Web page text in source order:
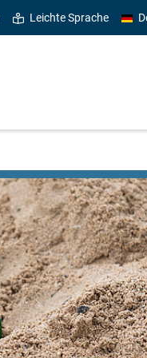
Leichte Sprache